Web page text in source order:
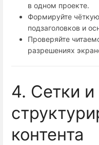
в одном проекте.
Формируйте
подзаголовков и
Проверяйте
разрешениях
4. Сетки и
контента